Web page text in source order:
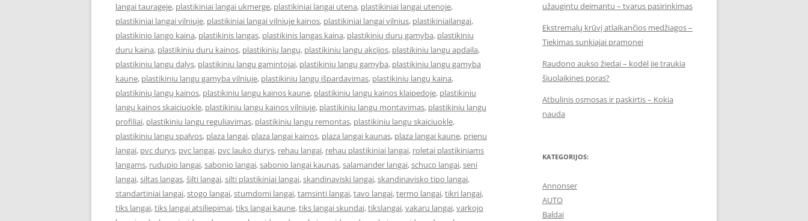
langai taurageje, plastikiniai langai ukmerge, plastikiniai langai utena, plastikiniai langai utenoje,
plastikiniai langai vilniuje, plastikiniai langai vilniuje kainos, plastikiniai langai vilnius, plastikiniailangai,
plastikinio lango kaina, plastikinis langas, plastikinis langas kaina, plastikinių durų gamyba, plastikiniu
duru kaina, plastikiniu duru kainos, plastikinių langų, plastikiniu langu akcijos, plastikiniu langu apdaila,
plastikiniu langu dalys, plastikiniu langu gamintojai, plastikinių langų gamyba, plastikiniu langu gamyba
kaune, plastikiniu langu gamyba vilniuje, plastikinių langų išpardavimas, plastikinių langų kaina,
plastikinių langų kainos, plastikiniu langu kainos kaune, plastikiniu langu kainos klaipedoje, plastikiniu
langu kainos skaiciuokle, plastikiniu langu kainos vilniuje, plastikiniu langu montavimas, plastikiniu langu
profiliai, plastikiniu langu reguliavimas, plastikiniu langu remontas, plastikiniu langu skaiciuokle,
plastikiniu langu spalvos, plaza langai, plaza langai kainos, plaza langai kaunas, plaza langai kaune, prienu
langai, pvc durys, pvc langai, pvc lauko durys, rehau langai, rehau plastikiniai langai, roletai plastikiniams
langams, rudupio langai,sabonio langai,sabonio langai kaunas,salamander langai,schuco langai,seni
langai,siltas langas,šilti langai,silti plastikiniai langai,skandinaviski langai,skandinavisko tipo langai,
standartiniai langai,stogo langai,stumdomi langai,tamsinti langai,tavo langai,termo langai,tikri langai,
tiks langai,tiks langai atsiliepimai,tiks langai kaune,tiks langai skundai,tikslangai,vakaru langai,varkojo
užaugintu deimantu – tvarus pasirinkimas
Ekstremalų krūvį atlaikančios medžiagos –
Tiekimas sunkiajai pramonei
Raudono aukso žiedai – kodėl jie traukia
šiuolaikines poras?
Atbulinis osmosas ir paskirtis – Kokia
nauda
KATEGORIJOS:
Annonser
AUTO
Baldai